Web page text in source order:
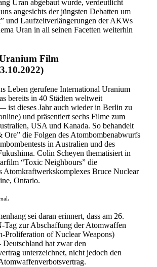
Uran abgebaut wurde, verdeutlicht
angesichts der jüngsten Debatten um
und Laufzeitverlängerungen der AKWs
Uran in all seinen Facetten weiterhin
Film
Leben gerufene International Uranium
bereits in 40 Städten weltweit
ist dieses Jahr auch wieder in Berlin zu
und präsentiert sechs Filme zum
USA und Kanada. So behandelt
Ore” die Folgen des Atombombenabwurfs
in Australien und des
Colin Scheyen thematisiert in
“Toxic Neighbours” die
Atomkraftwerkskomplexes Bruce Nuclear
Ontario.
.
sei daran erinnert, dass am 26.
Tag zur Abschaffung der Atomwaffen
Proliferation of Nuclear Weapons)
Deutschland hat zwar den
unterzeichnet, nicht jedoch den